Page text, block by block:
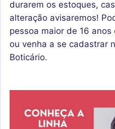
durarem os estoques,
alteração avisaremos!
pessoa maior de 16
ou venha a se cadastrar
Boticário.